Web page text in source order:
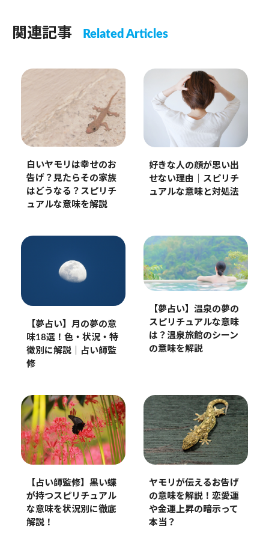
関連記事 Related Articles
白いヤモリは幸せのお
告げ？見たらその家族
はどうなる？スピリチ
ュアルな意味を解説
好きな人の顔が思い出
せない理由｜スピリチ
ュアルな意味と対処法
【夢占い】月の夢の意
味18選！色・状況・特
徴別に解説｜占い師監
修
【夢占い】温泉の夢の
スピリチュアルな意味
は？温泉旅館のシーン
の意味を解説
【占い師監修】黒い蝶
が持つスピリチュアル
な意味を状況別に徹底
解説！
ヤモリが伝えるお告げ
の意味を解説！恋愛運
や金運上昇の暗示って
本当？